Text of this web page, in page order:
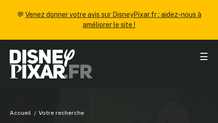
💬 Venez donner votre avis sur DisneyPixar.fr : aidez-nous à
améliorer le site !
☰
Accueil Votre recherche